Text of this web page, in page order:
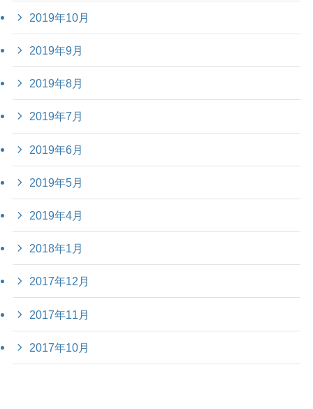
2019年10月
2019年9月
2019年8月
2019年7月
2019年6月
2019年5月
2019年4月
2018年1月
2017年12月
2017年11月
2017年10月